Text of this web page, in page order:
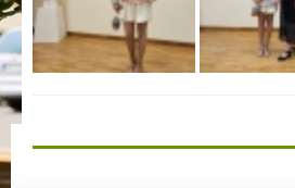
Aktualizētais pašvērtējuma ziņojums
Aktualizētais pašvērtējuma ziņojums